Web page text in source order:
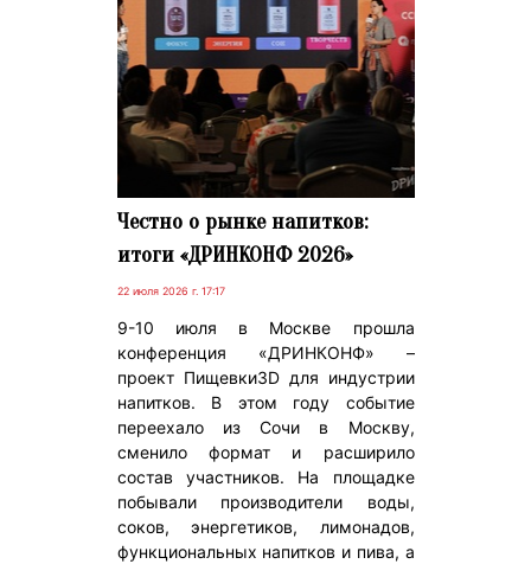
Честно о рынке напитков:
итоги «ДРИНКОНФ 2026»
22 июля 2026 г. 17:17
9-10 июля в Москве прошла
конференция «ДРИНКОНФ» –
проект Пищевки3D для индустрии
напитков. В этом году событие
переехало из Сочи в Москву,
сменило формат и расширило
состав участников. На площадке
побывали производители воды,
соков, энергетиков, лимонадов,
функциональных напитков и пива, а